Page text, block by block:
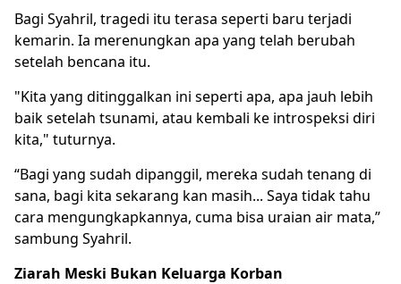
Bagi Syahril, tragedi itu terasa seperti baru terjadi
kemarin. Ia merenungkan apa yang telah berubah
setelah bencana itu.
"Kita yang ditinggalkan ini seperti apa, apa jauh lebih
baik setelah tsunami, atau kembali ke introspeksi diri
kita," tuturnya.
“Bagi yang sudah dipanggil, mereka sudah tenang di
sana, bagi kita sekarang kan masih... Saya tidak tahu
cara mengungkapkannya, cuma bisa uraian air mata,”
sambung Syahril.
Ziarah Meski Bukan Keluarga Korban